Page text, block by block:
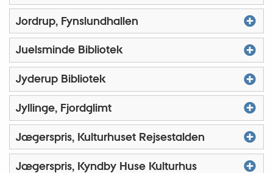
Jordrup, Fynslundhallen
Juelsminde Bibliotek
Jyderup Bibliotek
Jyllinge, Fjordglimt
Jægerspris, Kulturhuset Rejsestalden
Jægerspris, Kyndby Huse Kulturhus